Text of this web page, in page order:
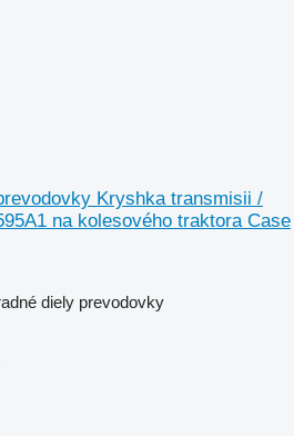
Kryshka transmisii /
na kolesového traktora Case
diely prevodovky